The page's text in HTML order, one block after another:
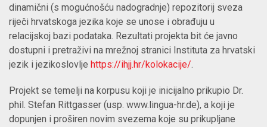
dinamični (s mogućnošću nadogradnje) repozitorij sveza
riječi hrvatskoga jezika koje se unose i obrađuju u
relacijskoj bazi podataka. Rezultati projekta bit će javno
dostupni i pretraživi na mrežnoj stranici Instituta za hrvatski
jezik i jezikoslovlje https://ihjj.hr/kolokacije/.
Projekt se temelji na korpusu koji je inicijalno prikupio Dr.
phil. Stefan Rittgasser (usp. www.lingua-hr.de), a koji je
dopunjen i proširen novim svezema koje su prikupljane